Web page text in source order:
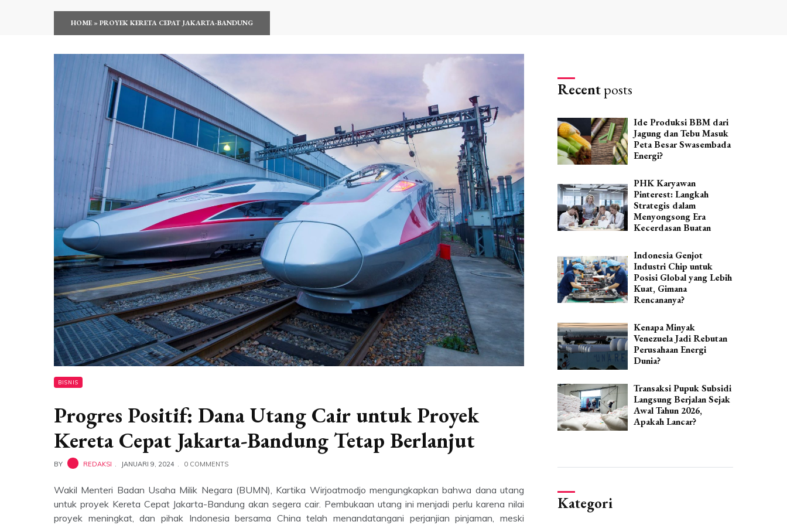
HOME»PROYEK KERETA CEPAT JAKARTA-BANDUNG
BISNIS
Progres Positif: Dana Utang Cair untuk Proyek
Kereta Cepat Jakarta-Bandung Tetap Berlanjut
BY REDAKSI JANUARI 9, 2024 0 COMMENTS
Wakil Menteri Badan Usaha Milik Negara (BUMN), Kartika Wirjoatmodjo mengungkapkan bahwa dana utang
untuk proyek Kereta Cepat Jakarta-Bandung akan segera cair. Pembukaan utang ini menjadi perlu karena nilai
proyek meningkat, dan pihak Indonesia bersama China telah menandatangani perjanjian pinjaman, meski
Recentposts
Ide Produksi BBM dari
Jagung dan Tebu Masuk
Peta Besar Swasembada
Energi?
PHK Karyawan
Pinterest: Langkah
Strategis dalam
Menyongsong Era
Kecerdasan Buatan
Indonesia Genjot
Industri Chip untuk
Posisi Global yang Lebih
Kuat, Gimana
Rencananya?
Kenapa Minyak
Venezuela Jadi Rebutan
Perusahaan Energi
Dunia?
Transaksi Pupuk Subsidi
Langsung Berjalan Sejak
Awal Tahun 2026,
Apakah Lancar?
Kategori